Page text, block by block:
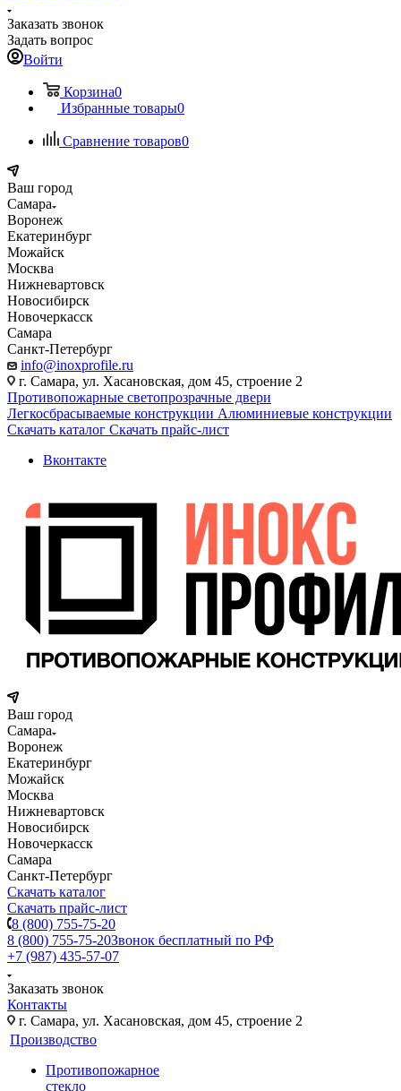
Заказать звонок
Задать вопрос
Войти
Корзина0
Избранные товары0
Сравнение товаров0
Ваш город
Самара
Воронеж
Екатеринбург
Можайск
Москва
Нижневартовск
Новосибирск
Новочеркасск
Самара
Санкт-Петербург
info@inoxprofile.ru
г. Самара, ул. Хасановская, дом 45, строение 2
Противопожарные светопрозрачные двери
Легкосбрасываемые конструкции Алюминиевые конструкции
Скачать каталог Скачать прайс-лист
Вконтакте
Ваш город
Самара
Воронеж
Екатеринбург
Можайск
Москва
Нижневартовск
Новосибирск
Новочеркасск
Самара
Санкт-Петербург
Скачать каталог
Скачать прайс-лист
8 (800) 755-75-20
8 (800) 755-75-20Звонок бесплатный по РФ
+7 (987) 435-57-07
Заказать звонок
Контакты
г. Самара, ул. Хасановская, дом 45, строение 2
Производство
Противопожарное
стекло